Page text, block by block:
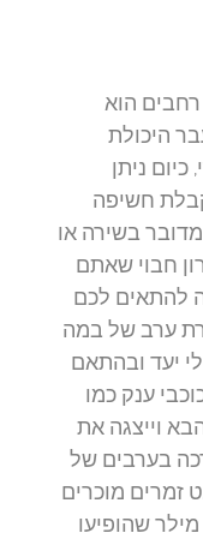
הוא
היכולת
ניתן
חשיפה
בשירה או
חבוי שאתם
להתאים לכם
ערב של במה
יעד ובהתאם
ענק כמו
וייצגה את
בערבים של
מוכרים
שהופיעו